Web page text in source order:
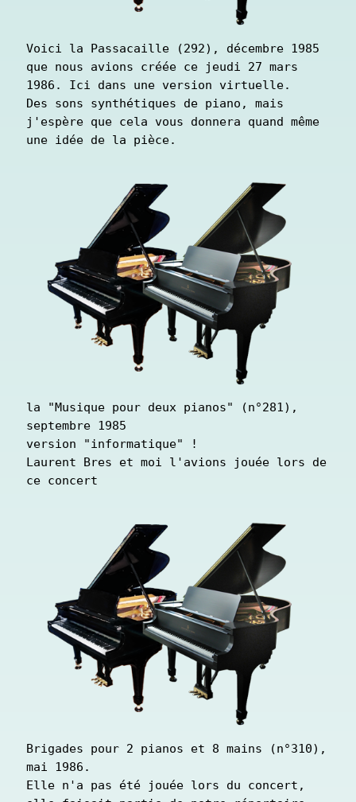
Voici la Passacaille (292), décembre 1985
que nous avions créée ce jeudi 27 mars
1986. Ici dans une version virtuelle.
Des sons synthétiques de piano, mais
j'espère que cela vous donnera quand même
une idée de la pièce.
la "Musique pour deux pianos" (n°281),
septembre 1985
version "informatique" !
Laurent Bres et moi l'avions jouée lors de
ce concert
Brigades pour 2 pianos et 8 mains (n°310),
mai 1986.
Elle n'a pas été jouée lors du concert,